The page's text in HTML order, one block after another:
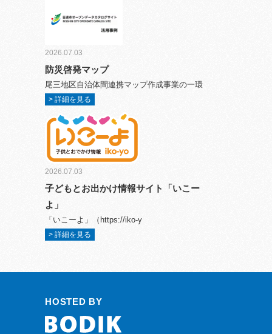
2026.07.03
防災啓発マップ
尾三地区自治体間連携マップ作成事業の一環
> 詳細を見る
2026.07.03
子どもとお出かけ情報サイト「いこー
よ」
「いこーよ」（https://iko-y
> 詳細を見る
HOSTED BY